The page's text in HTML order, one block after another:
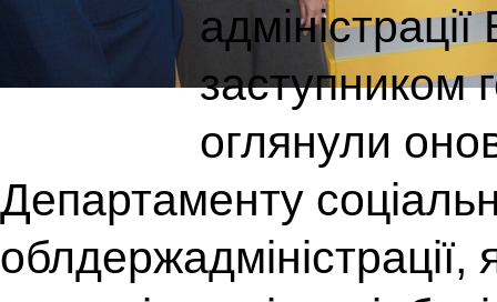
заступником
оглянули
Департаменту